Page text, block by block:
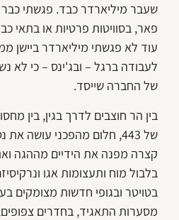
שעבר מיליארדר כבד. פגשתי
פאר, בסוויטות פרטיות או בתאי
עוד לא פגשתי מיליארדר ביישן
לעבודה ברגל – ובג'ינס – כי לא
של החברה שייסד.
בין הר חוצבים לדרך בגין, בין
של 443, חלום מהפכני עושה
קצרה מפנה את הידיים מההגה
בלבול מוח ותעצומות אגו
בטויטר ובגופי חדשות מצומקים